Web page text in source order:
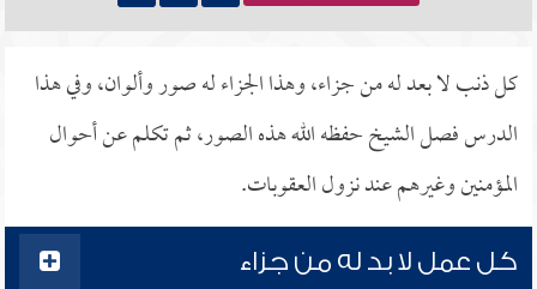
كل ذنب لا بعد له من جزاء، وهذا الجزاء له صور وألوان، وفي هذا
الدرس فصل الشيخ حفظه الله هذه الصور، ثم تكلم عن أحوال
المؤمنين وغيرهم عند نزول العقوبات.
كل عمل لا بد له من جزاء